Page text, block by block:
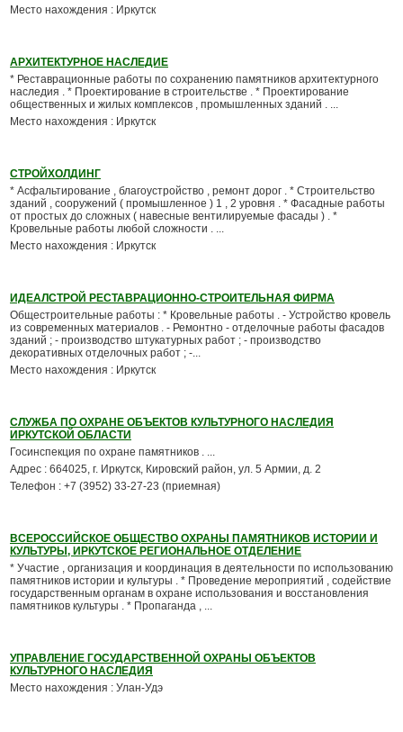
Место нахождения : Иркутск
АРХИТЕКТУРНОЕ НАСЛЕДИЕ
* Реставрационные работы по сохранению памятников архитектурного
наследия . * Проектирование в строительстве . * Проектирование
общественных и жилых комплексов , промышленных зданий . ...
Место нахождения : Иркутск
СТРОЙХОЛДИНГ
* Асфальтирование , благоустройство , ремонт дорог . * Строительство
зданий , сооружений ( промышленное ) 1 , 2 уровня . * Фасадные работы
от простых до сложных ( навесные вентилируемые фасады ) . *
Кровельные работы любой сложности . ...
Место нахождения : Иркутск
ИДЕАЛСТРОЙ РЕСТАВРАЦИОННО-СТРОИТЕЛЬНАЯ ФИРМА
Общестроительные работы : * Кровельные работы . - Устройство кровель
из современных материалов . - Ремонтно - отделочные работы фасадов
зданий ; - производство штукатурных работ ; - производство
декоративных отделочных работ ; -...
Место нахождения : Иркутск
СЛУЖБА ПО ОХРАНЕ ОБЪЕКТОВ КУЛЬТУРНОГО НАСЛЕДИЯ
ИРКУТСКОЙ ОБЛАСТИ
Госинспекция по охране памятников . ...
Адрес : 664025, г. Иркутск, Кировский район, ул. 5 Армии, д. 2
Телефон : +7 (3952) 33-27-23 (приемная)
ВСЕРОССИЙСКОЕ ОБЩЕСТВО ОХРАНЫ ПАМЯТНИКОВ ИСТОРИИ И
КУЛЬТУРЫ, ИРКУТСКОЕ РЕГИОНАЛЬНОЕ ОТДЕЛЕНИЕ
* Участие , организация и координация в деятельности по использованию
памятников истории и культуры . * Проведение мероприятий , содействие
государственным органам в охране использования и восстановления
памятников культуры . * Пропаганда , ...
УПРАВЛЕНИЕ ГОСУДАРСТВЕННОЙ ОХРАНЫ ОБЪЕКТОВ
КУЛЬТУРНОГО НАСЛЕДИЯ
Место нахождения : Улан-Удэ